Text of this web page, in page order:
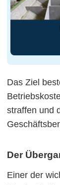
Das Ziel
straffen und
Der
Einer der